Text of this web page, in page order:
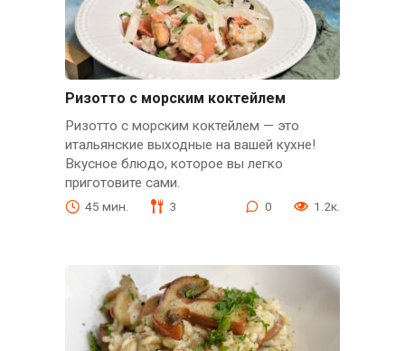
Ризотто с морским коктейлем
Ризотто с морским коктейлем — это
итальянские выходные на вашей кухне!
Вкусное блюдо, которое вы легко
приготовите сами.
45 мин. 3 0 1.2к.